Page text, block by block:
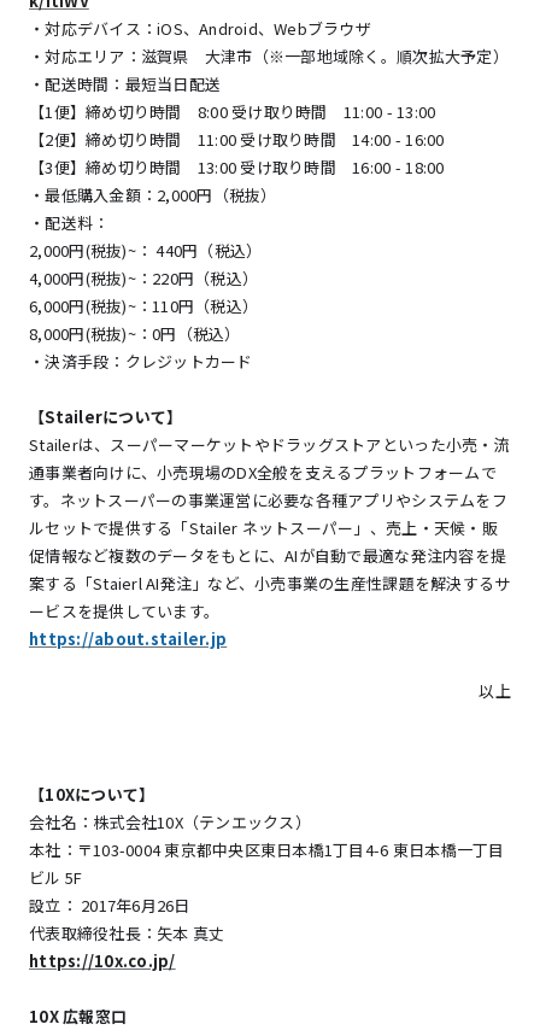
・対応デバイス：iOS、Android、Webブラウザ
・対応エリア：滋賀県 大津市（※一部地域除く。順次拡大予定）
・配送時間：最短当日配送
【1便】締め切り時間 8:00 受け取り時間 11:00 - 13:00
【2便】締め切り時間 11:00 受け取り時間 14:00 - 16:00
【3便】締め切り時間 13:00 受け取り時間 16:00 - 18:00
・最低購入金額：2,000円（税抜）
・配送料：
2,000円(税抜)~： 440円（税込）
4,000円(税抜)~：220円（税込）
6,000円(税抜)~：110円（税込）
8,000円(税抜)~：0円（税込）
・決済手段：クレジットカード
【Stailerについて】
Stailerは、スーパーマーケットやドラッグストアといった小売・流
通事業者向けに、小売現場のDX全般を支えるプラットフォームで
す。ネットスーパーの事業運営に必要な各種アプリやシステムをフ
ルセットで提供する「Stailer ネットスーパー」、売上・天候・販
促情報など複数のデータをもとに、AIが自動で最適な発注内容を提
案する「Staierl AI発注」など、小売事業の生産性課題を解決するサ
ービスを提供しています。
https://about.stailer.jp
以上
【10Xについて】
会社名：株式会社10X（テンエックス）
本社：〒103-0004 東京都中央区東日本橋1丁目4-6 東日本橋一丁目
ビル 5F
設立： 2017年6月26日
代表取締役社長：矢本 真丈
https://10x.co.jp/
10X 広報窓口